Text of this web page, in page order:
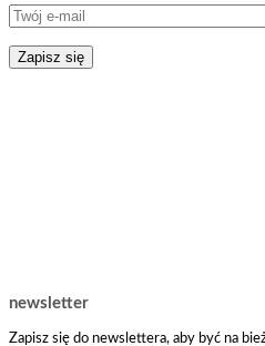
newsletter
Zapisz się do newslettera, aby być na